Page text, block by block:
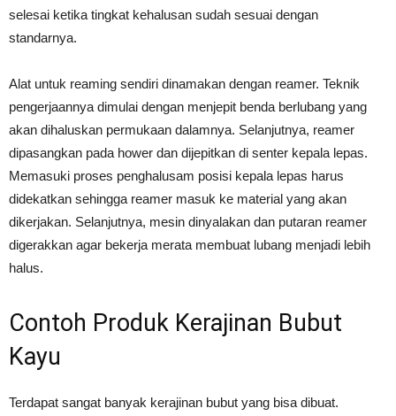
selesai ketika tingkat kehalusan sudah sesuai dengan
standarnya.
Alat untuk reaming sendiri dinamakan dengan reamer. Teknik
pengerjaannya dimulai dengan menjepit benda berlubang yang
akan dihaluskan permukaan dalamnya. Selanjutnya, reamer
dipasangkan pada hower dan dijepitkan di senter kepala lepas.
Memasuki proses penghalusam posisi kepala lepas harus
didekatkan sehingga reamer masuk ke material yang akan
dikerjakan. Selanjutnya, mesin dinyalakan dan putaran reamer
digerakkan agar bekerja merata membuat lubang menjadi lebih
halus.
Contoh Produk Kerajinan Bubut
Kayu
Terdapat sangat banyak kerajinan bubut yang bisa dibuat.